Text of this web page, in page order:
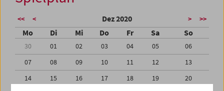
<< < Dez 2020 > >>
Mo Di Mi Do Fr Sa So
30 01 02 03 04 05
06
07
08 09 10 11 12
13
14
15 16 17 18 19
20